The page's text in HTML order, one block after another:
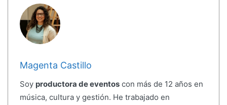
Magenta Castillo
Soy productora de eventoscon más de 12 años en
música, cultura y gestión. He trabajado en